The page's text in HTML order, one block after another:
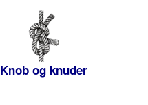
Knob og knuder